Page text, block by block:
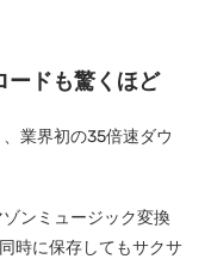
ードも驚くほど
業界初の35倍速ダウ
ンミュージック変換
時に保存してもサクサ